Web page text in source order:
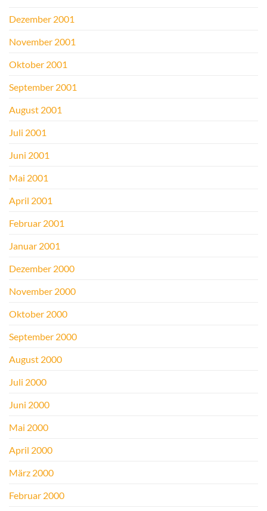
Dezember 2001
November 2001
Oktober 2001
September 2001
August 2001
Juli 2001
Juni 2001
Mai 2001
April 2001
Februar 2001
Januar 2001
Dezember 2000
November 2000
Oktober 2000
September 2000
August 2000
Juli 2000
Juni 2000
Mai 2000
April 2000
März 2000
Februar 2000